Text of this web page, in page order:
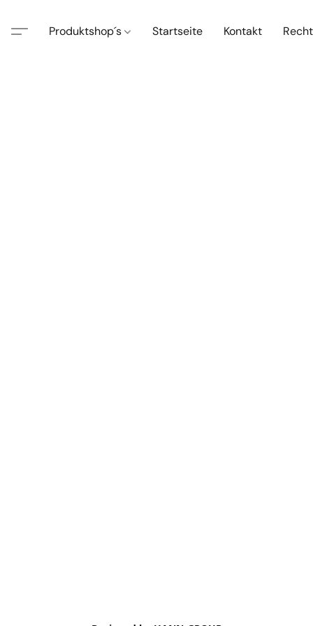
Produktshop´s Startseite Kontakt